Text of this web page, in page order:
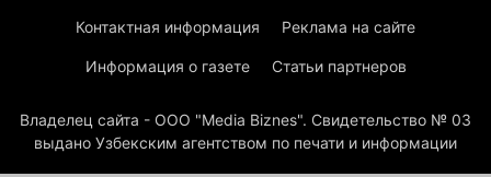
Контактная информация Реклама на сайте
Информация о газете Статьи партнеров
Владелец сайта - ООО "Media Biznes". Свидетельство № 03
выдано Узбекским агентством по печати и информации